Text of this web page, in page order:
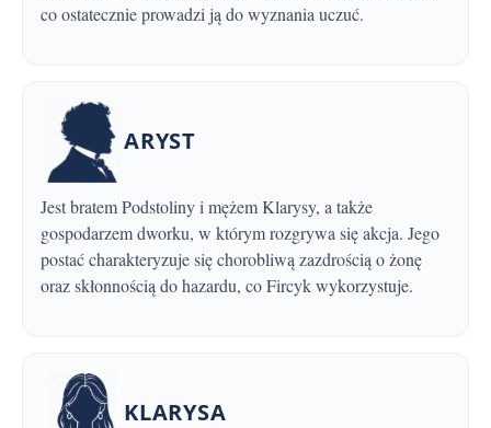
co ostatecznie prowadzi ją do wyznania uczuć.
ARYST
Jest bratem Podstoliny i mężem Klarysy, a także
gospodarzem dworku, w którym rozgrywa się akcja. Jego
postać charakteryzuje się chorobliwą zazdrością o żonę
oraz skłonnością do hazardu, co Fircyk wykorzystuje.
KLARYSA